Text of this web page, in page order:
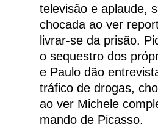
televisão e aplaude,
chocada ao ver
livrar-se da prisão.
o sequestro dos
e Paulo dão
tráfico de drogas,
ao ver Michele
mando de Picasso.